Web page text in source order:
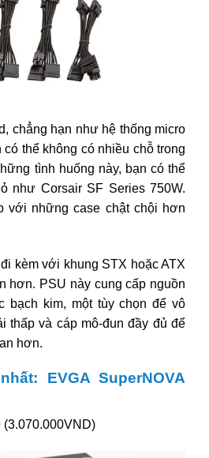
chẳng hạn như hệ thống micro
thể không có nhiều chỗ trong
tình huống này, bạn có thể
như Corsair SF Series 750W.
với những case chật chội hơn
kèm với khung STX hoặc ATX
hơn. PSU này cung cấp nguồn
bạch kim, một tùy chọn để vô
thấp và cáp mô-đun đầy đủ để
hơn.
EVGA SuperNOVA
(3.070.000VND)